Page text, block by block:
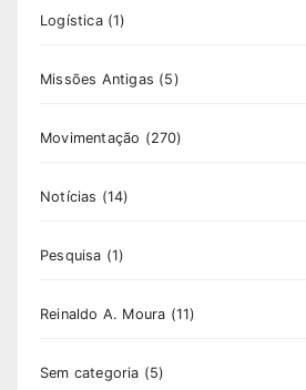
Logística(1)
Missões Antigas (5)
Movimentação (270)
Notícias (14)
Pesquisa (1)
Reinaldo A. Moura (11)
Sem categoria (5)